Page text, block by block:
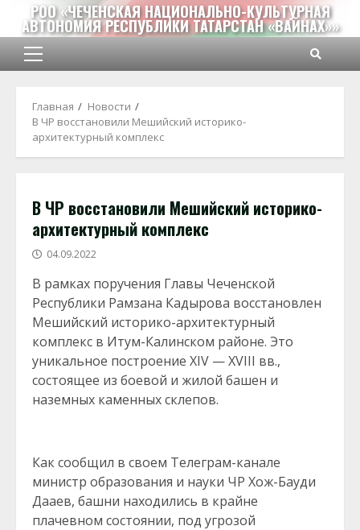
Перейти
содержимому
РОО «ЧЕЧЕНСКАЯ НАЦИОНАЛЬНО-КУЛЬТУРНАЯ
АВТОНОМИЯ РЕСПУБЛИКИ ТАТАРСТАН «ВАЙНАХ»»
Основное
Главная
Новости
В ЧР восстановили Мешийский историко-
архитектурный комплекс
В ЧР восстановили Мешийский историко-
архитектурный комплекс
04.09.2022
В рамках поручения Главы Чеченской
Республики Рамзана Кадырова восстановлен
Мешийский историко-архитектурный
комплекс в Итум-Калинском районе. Это
уникальное построение XIV — XVIII вв.,
состоящее из боевой и жилой башен и
наземных каменных склепов.
Как сообщил в своем Телеграм-канале
министр образования и науки ЧР Хож-Бауди
Дааев, башни находились в крайне
плачевном состоянии, под угрозой